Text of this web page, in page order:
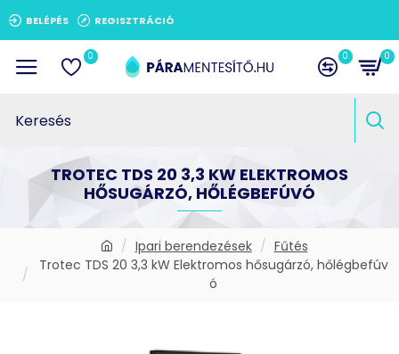
BELÉPÉS REGISZTRÁCIÓ
0 0 0
Ipari berendezések
Fűtés
Trotec TDS 20 3,3 kW Elektromos hősugárzó, hőlégbefúv
ó
TROTEC TDS 20 3,3 KW ELEKTROMOS
HŐSUGÁRZÓ, HŐLÉGBEFÚVÓ